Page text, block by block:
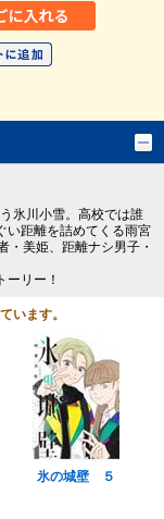
氷川小雪。高校では誰
い距離を詰めてくる雨宮
・美姫、距離ナシ男子・
リー！
います。
氷の城壁 ５